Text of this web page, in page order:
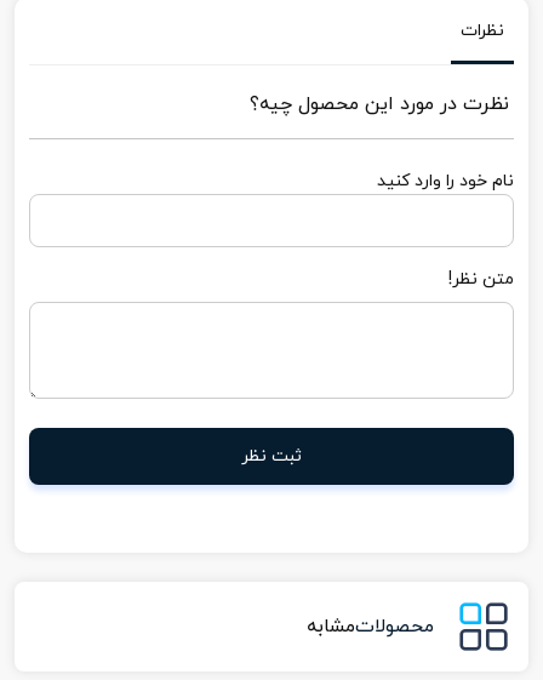
نظرات
نظرت در مورد این محصول چیه؟
نام خود را وارد کنید
متن نظر!
ثبت نظر
محصولاتمشابه